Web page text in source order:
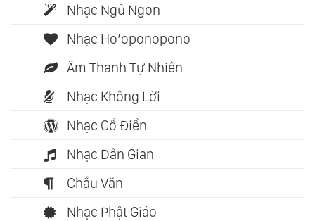
Nhạc Ngủ Ngon
Nhạc Ho’oponopono
Âm Thanh Tự Nhiên
Nhạc Không Lời
Nhạc Cổ Điển
Nhạc Dân Gian
Chầu Văn
Nhạc Phật Giáo